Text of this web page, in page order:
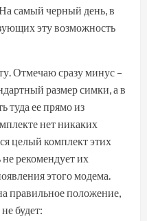
самый черный день, в
эту возможность
Отмечаю сразу минус –
размер симки, а в
туда ее прямо из
нет никаких
целый комплект этих
рекомендует их
этого модема.
правильное положение,
будет: